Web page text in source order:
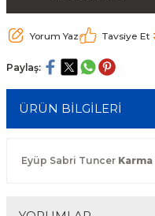
Yorum Yaz Tavsiye Et
Paylaş:
ÜRÜN BİLGİLERİ
Eyüp Sabri Tuncer Karma